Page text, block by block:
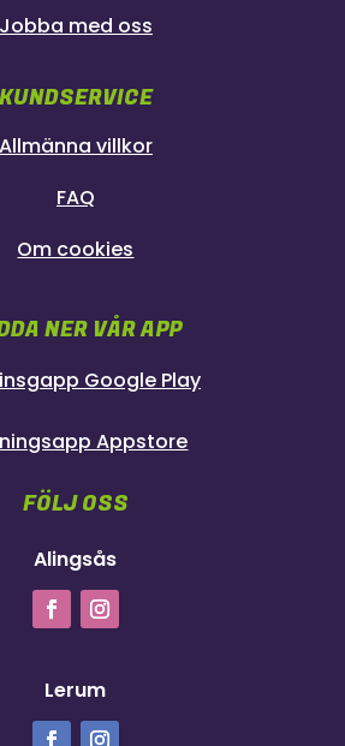
Jobba med oss
KUNDSERVICE
Allmänna villkor
FAQ
Om cookies
NER VÅR APP
Google Play
Appstore
FÖLJ OSS
Alingsås
Lerum